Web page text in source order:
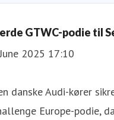
GTWC-podie til
2025 17:10
danske Audi-kører
Europe-podie,